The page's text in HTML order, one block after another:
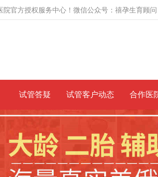
官方授权服务中心！微信公众号：禧孕生育顾
试管答疑 试管客户动态 合作医